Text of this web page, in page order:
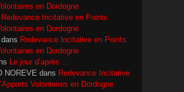
en Dordogne
Redevance Incitative en Points
en Dordogne
dans Redevance Incitative en Points
en Dordogne
Le jour d’après …
NOREVE dans Redevance Incitative
Volontaires en Dordogne